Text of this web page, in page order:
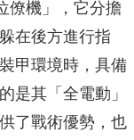
僚機」，它分擔
在後方進行指
甲環境時，具備
是其「全電動」
了戰術優勢，也